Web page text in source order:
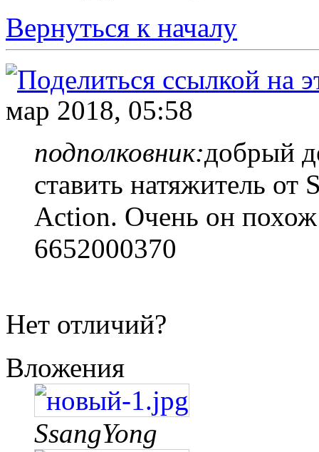
Вернуться к началу
мар 2018, 05:58
подполковник:добрый
ставить натяжитель
Action. Очень он
6652000370
Нет отличий?
Вложения
SsangYong